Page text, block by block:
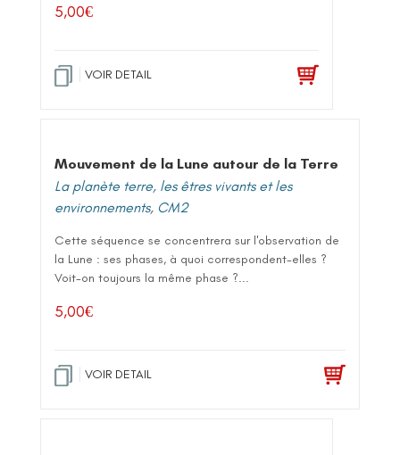
5,00€
VOIR DETAIL
Mouvement de la Lune autour de la Terre
La planète terre, les êtres vivants et les
environnements, CM2
Cette séquence se concentrera sur l'observation de
la Lune : ses phases, à quoi correspondent-elles ?
Voit-on toujours la même phase ?...
5,00€
VOIR DETAIL